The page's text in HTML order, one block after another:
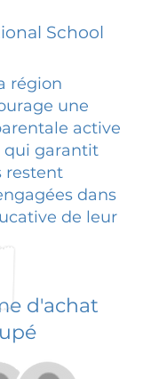
School
région
une
active
qui garantit
restent
dans
de leur
d'achat